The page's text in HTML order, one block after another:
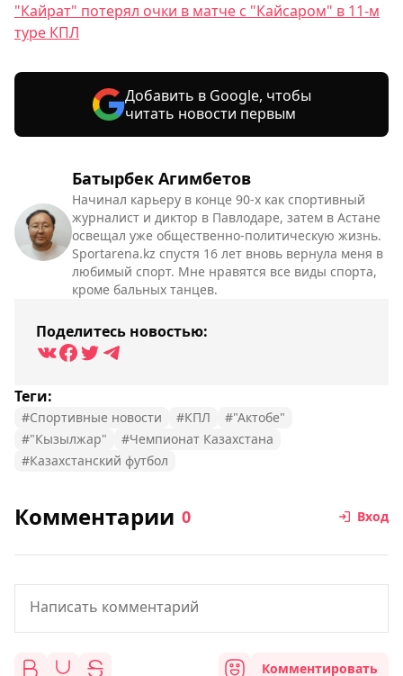
Батырбек Агимбетов
Начинал карьеру в конце 90-х как спортивный
журналист и диктор в Павлодаре, затем в Астане
освещал уже общественно-политическую жизнь.
Sportarena.kz спустя 16 лет вновь вернула меня в
любимый спорт. Мне нравятся все виды спорта,
кроме бальных танцев.
Поделитесь новостью:
Теги:
#Спортивные новости #КПЛ
#"Актобе"
#"Кызылжар"
#Чемпионат Казахстана
#Казахстанский футбол
"Кайрат" потерял очки в матче с "Кайсаром" в 11-м
туре КПЛ
Добавить в Google, чтобы
читать новости первым
Комментарии 0 Вход
Комментировать